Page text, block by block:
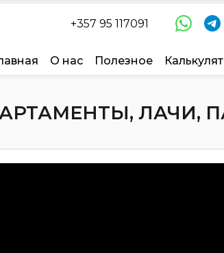
+357 95 117091
О нас Полезное
ЛАЧИ,